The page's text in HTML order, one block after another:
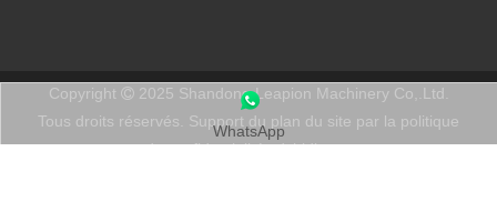
WhatsApp
Copyright 2025 Shandong Leapion Machinery Co,.Ltd.
Tous droits réservés. Support du plan du site par la politique
de confidentialitésdzhidienne